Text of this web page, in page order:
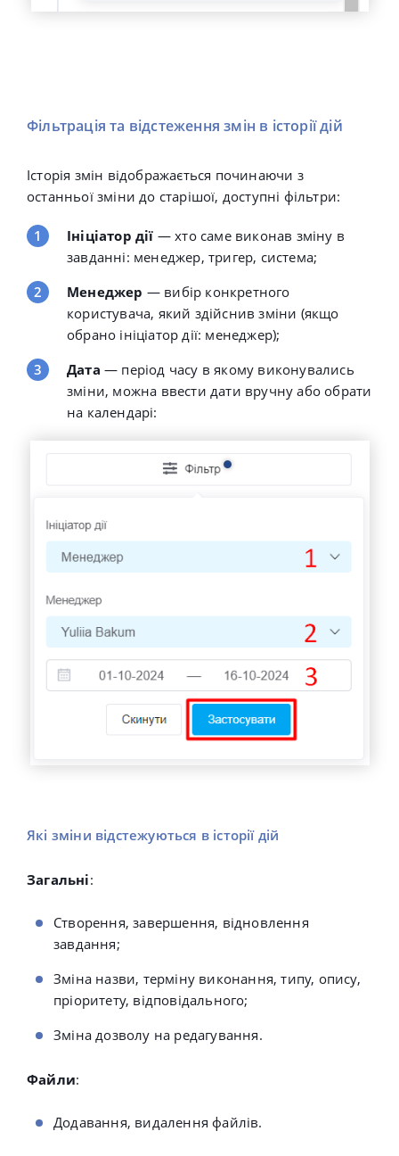
Фільтрація та відстеження змін в історії дій
Історія змін відображається починаючи з
останньої зміни до старішої, доступні фільтри:
Ініціатор дії — хто саме виконав зміну в
завданні: менеджер, тригер, система;
Менеджер — вибір конкретного
користувача, який здійснив зміни (якщо
обрано ініціатор дії: менеджер);
Дата — період часу в якому виконувались
зміни, можна ввести дати вручну або обрати
на календарі:
Які зміни відстежуються в історії дій
Загальні:
Створення, завершення, відновлення
завдання;
Зміна назви, терміну виконання, типу, опису,
пріоритету, відповідального;
Зміна дозволу на редагування.
Файли:
Додавання, видалення файлів.